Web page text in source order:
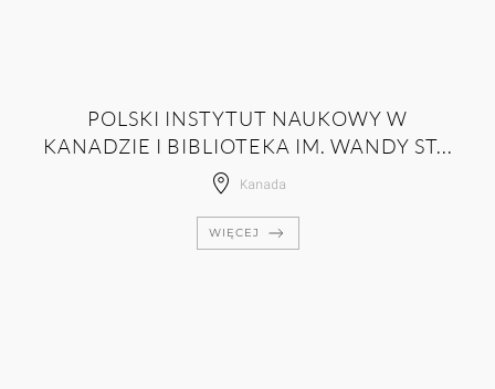
POLSKI INSTYTUT NAUKOWY W
KANADZIE I BIBLIOTEKA IM. WANDY ST...
Kanada
WIĘCEJ